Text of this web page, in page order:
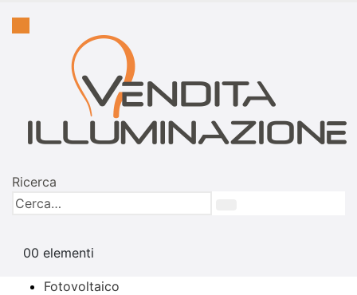
Ricerca
00 elementi
Fotovoltaico